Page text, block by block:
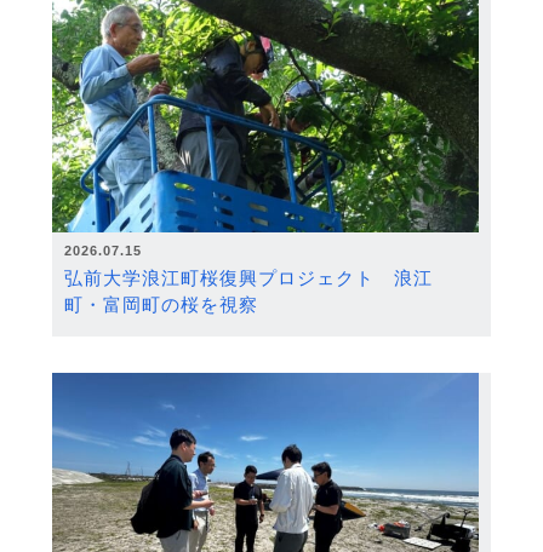
2026.07.15
弘前大学浪江町桜復興プロジェクト 浪江
町・富岡町の桜を視察